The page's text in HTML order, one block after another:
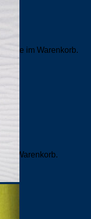
im Warenkorb.
im Warenkorb.